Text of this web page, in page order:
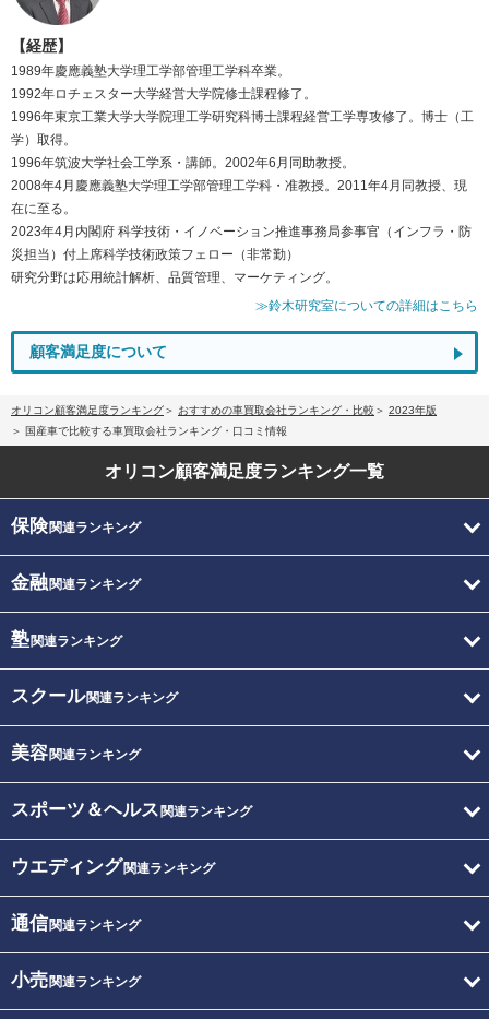
【経歴】
1989年慶應義塾大学理工学部管理工学科卒業。
1992年ロチェスター大学経営大学院修士課程修了。
1996年東京工業大学大学院理工学研究科博士課程経営工学専攻修了。博士（工
学）取得。
1996年筑波大学社会工学系・講師。2002年6月同助教授。
2008年4月慶應義塾大学理工学部管理工学科・准教授。2011年4月同教授、現
在に至る。
2023年4月内閣府 科学技術・イノベーション推進事務局参事官（インフラ・防
災担当）付上席科学技術政策フェロー（非常勤）
研究分野は応用統計解析、品質管理、マーケティング。
≫鈴木研究室についての詳細はこちら
顧客満足度について
オリコン顧客満足度ランキング おすすめの車買取会社ランキング・比較
2023年版
国産車で比較する車買取会社ランキング・口コミ情報
オリコン顧客満足度ランキング一覧
保険関連ランキング
金融関連ランキング
塾関連ランキング
スクール関連ランキング
美容関連ランキング
スポーツ＆ヘルス 関連ランキング
ウエディング関連ランキング
通信関連ランキング
小売関連ランキング